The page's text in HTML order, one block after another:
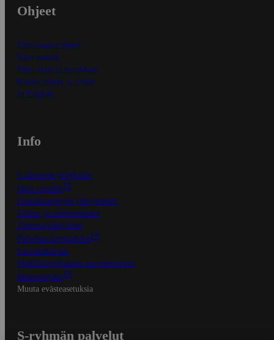
Ohjeet
Ensitilaajan ohjeet
Näin maksat
Näin tilaat ja muokkaat
Kaikki ohjeet ja vinkit
In English
Info
S-Business yrityksille
Oiva-raportit
Osuuskauppojen yhteystiedot
Tilaus- ja toimitusehdot
Tietosuojakäytäntö
Palvelun käyttöehdot
Saavutettavuus
Mobiilisovelluksen saavutettavuus
Mainostajalle
Muuta evästeasetuksia
S-ryhmän palvelut